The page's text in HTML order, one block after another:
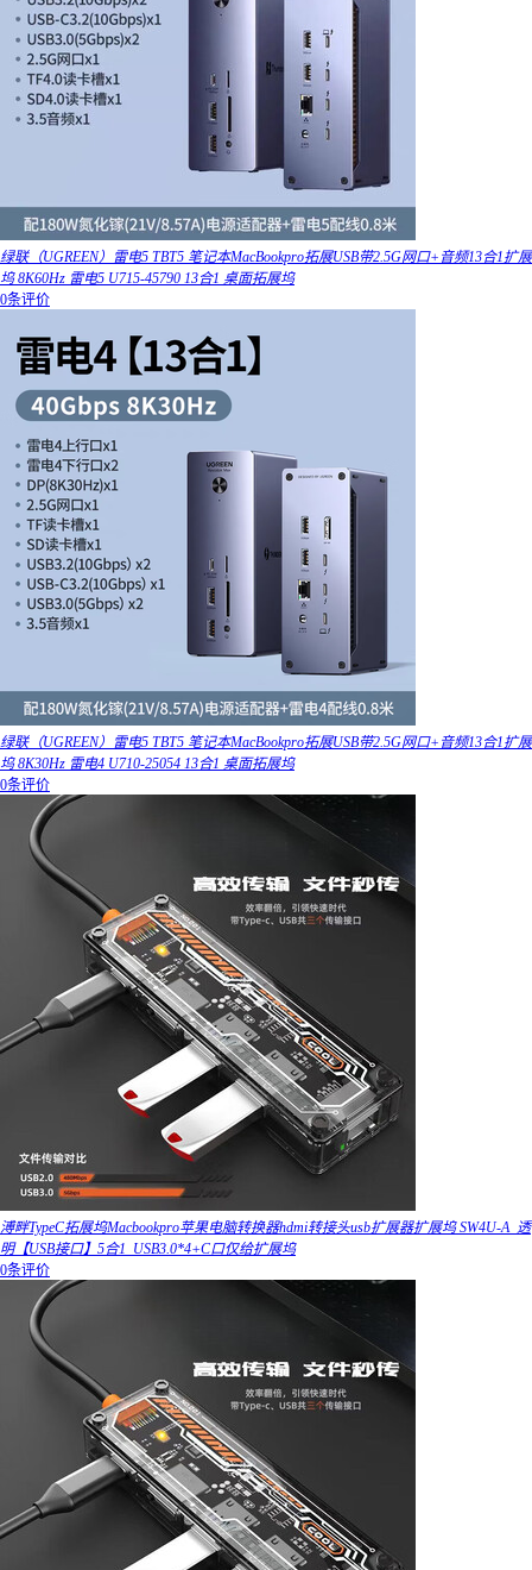
绿联（UGREEN）雷电5 TBT5 笔记本MacBookpro拓展USB带2.5G网口+音频13合1扩展
坞 8K60Hz 雷电5 U715-45790 13合1 桌面拓展坞
0条评价
绿联（UGREEN）雷电5 TBT5 笔记本MacBookpro拓展USB带2.5G网口+音频13合1扩展
坞 8K30Hz 雷电4 U710-25054 13合1 桌面拓展坞
0条评价
溥畔TypeC拓展坞Macbookpro苹果电脑转换器hdmi转接头usb扩展器扩展坞 SW4U-A_透
明【USB接口】5合1_USB3.0*4+C口仅给扩展坞
0条评价